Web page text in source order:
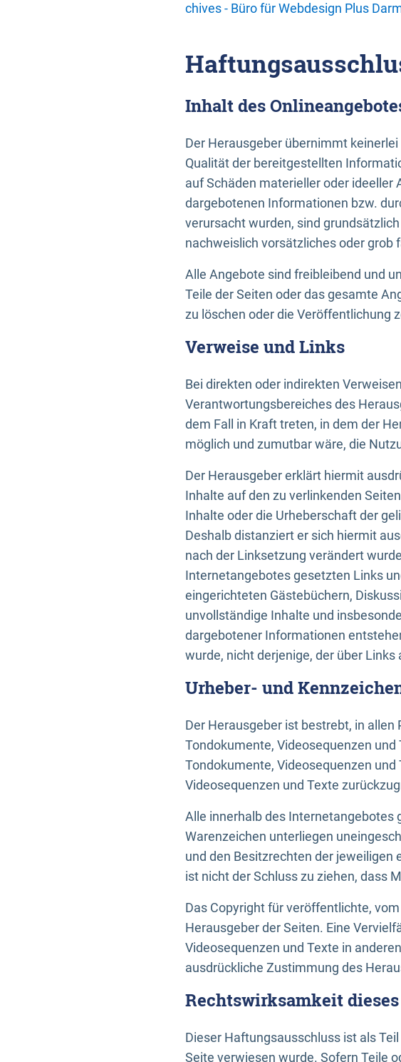
chives - Büro für Webdesign Plus
Inhalt des
Der Herausgeber übernimmt
Qualität der bereitgestellten
auf Schäden materieller oder ideeller
dargebotenen Informationen bzw.
verursacht wurden, sind
nachweislich vorsätzliches oder grob
Alle Angebote sind freibleibend und
Teile der Seiten oder das gesamte
zu löschen oder die Veröffentlichung
Verweise und Links
Bei direkten oder indirekten
Verantwortungsbereiches des
dem Fall in Kraft treten, in dem der
möglich und zumutbar wäre, die
Der Herausgeber erklärt hiermit
Inhalte auf den zu verlinkenden
Inhalte oder die Urheberschaft der
Deshalb distanziert er sich hiermit
nach der Linksetzung verändert
Internetangebotes gesetzten Links
eingerichteten Gästebüchern,
unvollständige Inhalte und
dargebotener Informationen
wurde, nicht derjenige, der über
Urheber- und
Der Herausgeber ist bestrebt, in
Tondokumente, Videosequenzen
Tondokumente, Videosequenzen
Videosequenzen und Texte
Alle innerhalb des Internetangebotes
Warenzeichen unterliegen
und den Besitzrechten der jeweiligen
ist nicht der Schluss zu ziehen, dass
Das Copyright für veröffentlichte,
Herausgeber der Seiten. Eine
Videosequenzen und Texte in
ausdrückliche Zustimmung des
Rechtswirksamkeit
Dieser Haftungsausschluss ist als
Seite verwiesen wurde. Sofern Teile